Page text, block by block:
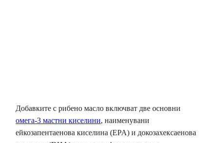
Добавките с рибено масло включват две основни
омега-3 мастни киселини, наименувани
ейкозапентаенова киселина (EPA) и докозахексаенова